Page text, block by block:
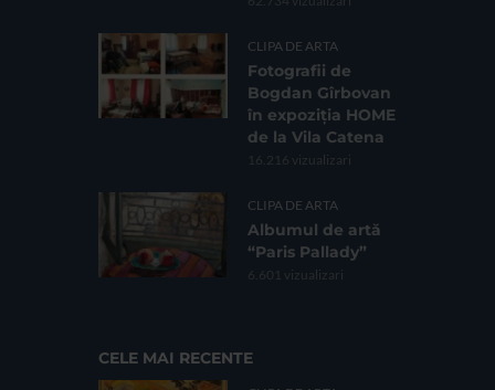
CLIPA DE ARTA
Fotografii de
Bogdan Gîrbovan
în expoziția HOME
de la Vila Catena
16.216 vizualizari
CLIPA DE ARTA
Albumul de artă
“Paris Pallady”
6.601 vizualizari
CELE MAI RECENTE